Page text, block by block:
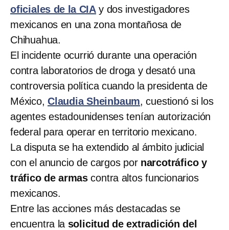
oficiales de la CIA y dos investigadores
mexicanos en una zona montañosa de
Chihuahua.
El incidente ocurrió durante una operación
contra laboratorios de droga y desató una
controversia política cuando la presidenta de
México, Claudia Sheinbaum, cuestionó si los
agentes estadounidenses tenían autorización
federal para operar en territorio mexicano.
La disputa se ha extendido al ámbito judicial
con el anuncio de cargos por narcotráfico y
tráfico de armas contra altos funcionarios
mexicanos.
Entre las acciones más destacadas se
encuentra la solicitud de extradición del